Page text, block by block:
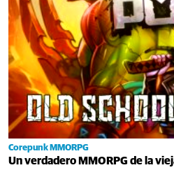
Corepunk MMORPG
Un verdadero MMORPG de la